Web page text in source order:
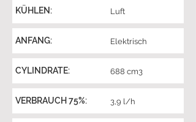
KÜHLEN: Luft
ANFANG: Elektrisch
CYLINDRATE: 688 cm3
VERBRAUCH 75%: 3,9 l/h